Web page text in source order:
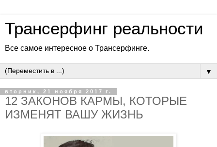
Трансерфинг реальности
Все самое интересное о Трансерфинге.
▼
вторник, 21 ноября 2017 г.
12 ЗАКОНОВ КАРМЫ, КОТОРЫЕ
ИЗМЕНЯТ ВАШУ ЖИЗНЬ